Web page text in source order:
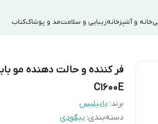
خانه و آشپزخانهزیبایی و سلامتمد و پوشاککتاب
فر کننده و حالت دهنده مو
C1600E
برند: بابیلیس
دسته‌بندی:بیگودی